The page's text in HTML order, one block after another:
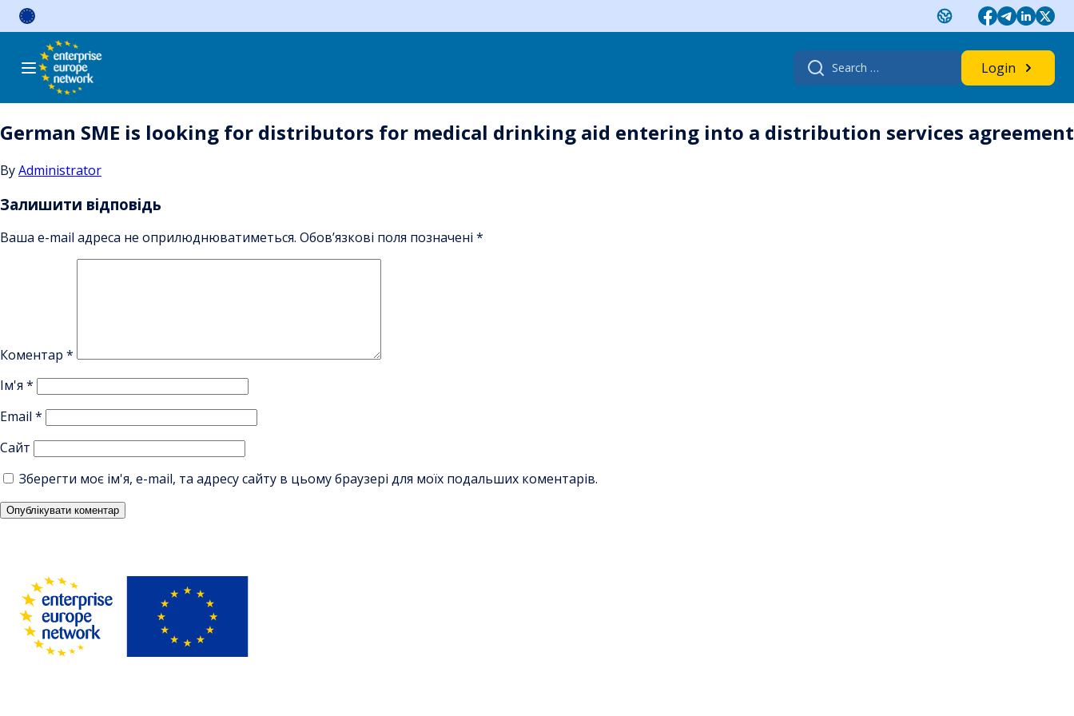
Skip
Search
for:
Login
German SME is looking for distributors for medical drinking aid entering into a distribution services agreement
ByAdministrator
Залишити відповідь
Ваша e-mail адреса не оприлюднюватиметься. Обов’язкові поля позначені *
Коментар *
Ім'я *
Email *
Сайт
Зберегти моє ім'я, e-mail, та адресу сайту в цьому браузері для моїх подальших коментарів.